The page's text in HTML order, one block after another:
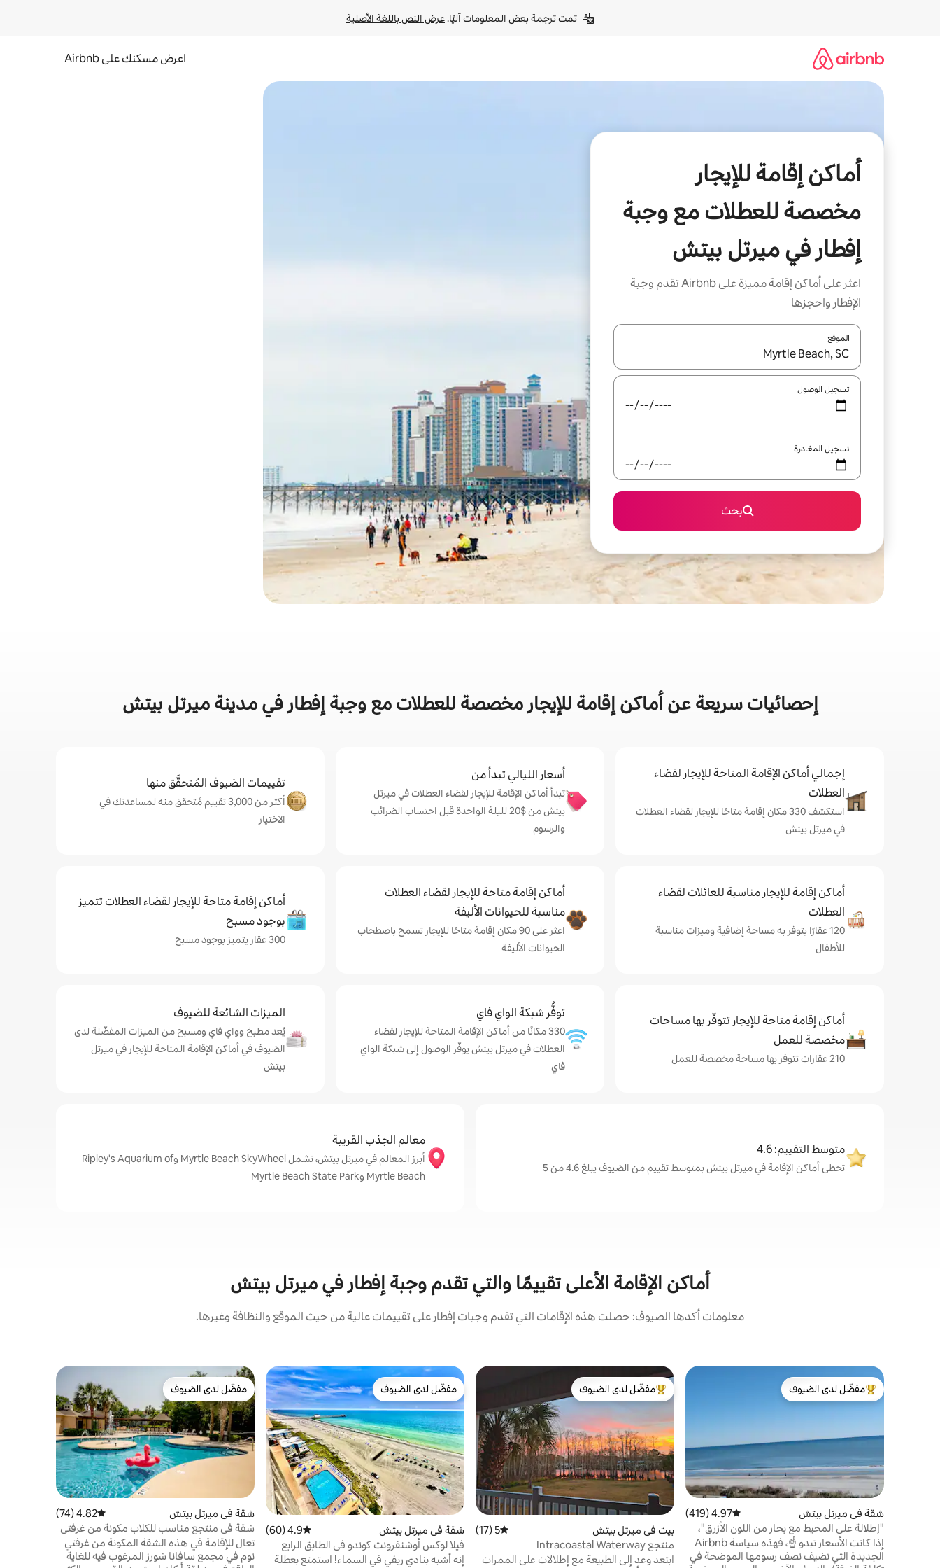
تمت ترجمة بعض المعلومات آليًا. عرض النص باللغة الأصلية
اعرض مسكنك على Airbnb
أماكن إقامة للإيجار
مخصصة للعطلات مع وجبة
إفطار في ميرتل بيتش
اعثر على أماكن إقامة مميزة على Airbnb تقدم وجبة
الإفطار واحجزها
الموقع
عند توفر النتائج، انتقل باستخدام السهمين لأعلى ولأسفل أو استكشف عن طريق اللمس أو السحب.
تسجيل الوصول
تسجيل المغادرة
بحث
إحصائيات سريعة عن أماكن إقامة للإيجار مخصصة للعطلات مع وجبة إفطار في مدينة ميرتل بيتش
إجمالي أماكن الإقامة المتاحة للإيجار لقضاء
العطلات
استكشف 330 مكان إقامة متاحًا للإيجار لقضاء العطلات
في ميرتل بيتش
أسعار الليالي تبدأ من
تبدأ أماكن الإقامة للإيجار لقضاء العطلات في ميرتل
بيتش من $‏20 لليلة الواحدة قبل احتساب الضرائب
والرسوم
تقييمات الضيوف المُتحقَّق منها
أكثر من 3,000 تقييم مُتحقق منه لمساعدتك في
الاختيار
أماكن إقامة للإيجار مناسبة للعائلات لقضاء
العطلات
120 عقارًا يتوفر به مساحة إضافية وميزات مناسبة
للأطفال
أماكن إقامة متاحة للإيجار لقضاء العطلات
مناسبة للحيوانات الأليفة
اعثر على 90 مكان إقامة متاحًا للإيجار تسمح باصطحاب
الحيوانات الأليفة
أماكن إقامة متاحة للإيجار لقضاء العطلات تتميز
بوجود مسبح
300 عقار يتميز بوجود مسبح
أماكن إقامة متاحة للإيجار تتوفّر بها مساحات
مخصصة للعمل
210 عقارات تتوفر بها مساحة مخصصة للعمل
توفُّر شبكة الواي فاي
330 مكانًا من أماكن الإقامة المتاحة للإيجار لقضاء
العطلات في ميرتل بيتش يوفّر الوصول إلى شبكة الواي
فاي
الميزات الشائعة للضيوف
يُعد مطبخ وواي فاي ومسبح من الميزات المفضّلة لدى
الضيوف في أماكن الإقامة المتاحة للإيجار في ميرتل
بيتش
متوسط التقييم: 4.6
تحظى أماكن الإقامة في ميرتل بيتش بمتوسط تقييم من الضيوف يبلغ 4.6 من 5
معالم الجذب القريبة
أبرز المعالم في ميرتل بيتش، تشمل Myrtle Beach SkyWheel وRipley's Aquarium of
Myrtle Beach وMyrtle Beach State Park
أماكن الإقامة الأعلى تقييمًا والتي تقدم وجبة إفطار في ميرتل بيتش
معلومات أكدها الضيوف: حصلت هذه الإقامات التي تقدم وجبات إفطار على تقييمات عالية من حيث الموقع والنظافة وغيرها.
من أبرز البيوت المفضّلة لدى الضيوف
مفضّل لدى الضيوف
شقة في ميرتل بيتش متوسط التقييم 4.97 من 5، 419 مراجعات
4.97 (419)
"إطلالة على المحيط مع بحار من اللون الأزرق"،
605 منتجع لاندمارك
إذا كانت الأسعار تبدو ☝️، فهذه سياسة Airbnb
الجديدة التي تضيف نصف رسومها الموضحة في
من أبرز البيوت المفضّلة لدى الضيوف
مفضّل لدى الضيوف
بيت في ميرتل بيتش متوسط التقييم 5 من 5، 17 مراجعات
5 (17)
منتجع Intracoastal Waterway
ابتعد وعد إلى الطبيعة مع إطلالات على الممرات
مفضّل لدى الضيوف
مفضّل لدى الضيوف
شقة في ميرتل بيتش متوسط التقييم 4.9 من 5، 60 مراجعات
4.9 (60)
فيلا لوكس أوشنفرونت كوندو في الطابق الرابع
عشر ووسائل الراحة
إنه أشبه بنادي ريفي في السماء! استمتع بعطلة
مفضّل لدى الضيوف
مفضّل لدى الضيوف
شقة في ميرتل بيتش متوسط التقييم 4.82 من 5، 74 مراجعات
4.82 (74)
شقة في منتجع مناسب للكلاب مكونة من غرفتي
نوم مع حمام سباحة وعربة جولف
تعال للإقامة في هذه الشقة المكونة من غرفتي
نوم في مجمع سافانا شورز المرغوب فيه للغاية